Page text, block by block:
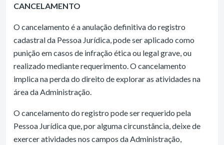
CANCELAMENTO
O cancelamento é a anulação definitiva do registro
cadastral da Pessoa Jurídica, pode ser aplicado como
punição em casos de infração ética ou legal grave, ou
realizado mediante requerimento. O cancelamento
implica na perda do direito de explorar as atividades na
área da Administração.
O cancelamento do registro pode ser requerido pela
Pessoa Jurídica que, por alguma circunstância, deixe de
exercer atividades nos campos da Administração,